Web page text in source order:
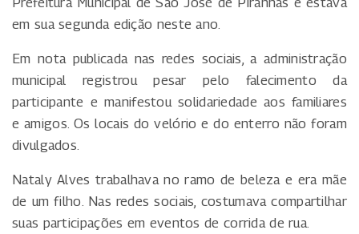
em sua segunda edição neste ano.
Em nota publicada nas redes sociais, a administração
municipal registrou pesar pelo falecimento da
participante e manifestou solidariedade aos familiares
e amigos. Os locais do velório e do enterro não foram
divulgados.
Nataly Alves trabalhava no ramo de beleza e era mãe
de um filho. Nas redes sociais, costumava compartilhar
suas participações em eventos de corrida de rua.